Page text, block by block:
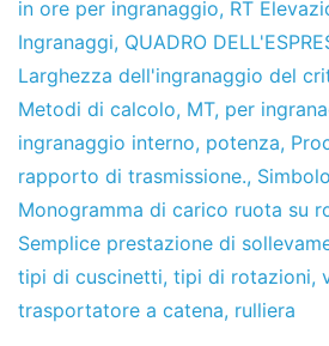
in ore per ingranaggio, RT
Ingranaggi, QUADRO
Larghezza dell'ingranaggio del
Metodi di calcolo, MT, per
ingranaggio interno, potenza,
rapporto di trasmissione.,
Monogramma di carico ruota su
Semplice prestazione di
tipi di cuscinetti, tipi di rotazioni,
trasportatore a catena, rulliera